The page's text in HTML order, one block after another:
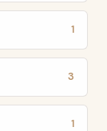
1
3
1